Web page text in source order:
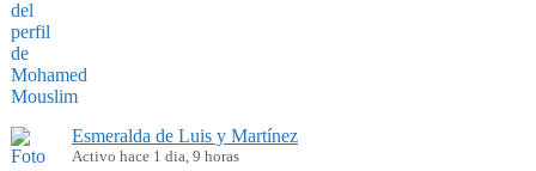
Esmeralda de Luis y Martínez
Activo hace 1 dia, 9 horas